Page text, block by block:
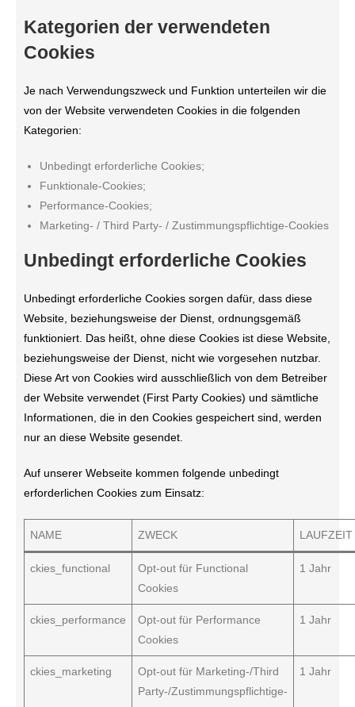
Kategorien der verwendeten
Cookies
Je nach Verwendungszweck und Funktion unterteilen wir die
von der Website verwendeten Cookies in die folgenden
Kategorien:
Unbedingt erforderliche Cookies;
Funktionale-Cookies;
Performance-Cookies;
Marketing- / Third Party- / Zustimmungspflichtige-Cookies
Unbedingt erforderliche Cookies
Unbedingt erforderliche Cookies sorgen dafür, dass diese
Website, beziehungsweise der Dienst, ordnungsgemäß
funktioniert. Das heißt, ohne diese Cookies ist diese Website,
beziehungsweise der Dienst, nicht wie vorgesehen nutzbar.
Diese Art von Cookies wird ausschließlich von dem Betreiber
der Website verwendet (First Party Cookies) und sämtliche
Informationen, die in den Cookies gespeichert sind, werden
nur an diese Website gesendet.
Auf unserer Webseite kommen folgende unbedingt
erforderlichen Cookies zum Einsatz:
NAME ZWECK LAUFZEIT
ckies_functional
Opt-out für Functional
Cookies
1 Jahr
ckies_performance
Opt-out für Performance
Cookies
1 Jahr
ckies_marketing
Opt-out für Marketing-/Third
Party-/Zustimmungspflichtige-
1 Jahr